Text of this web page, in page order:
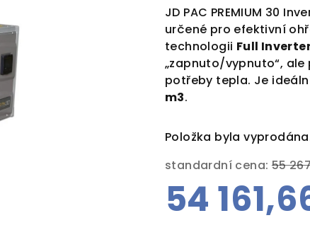
JD PAC PREMIUM 30
určené pro efektivní
technologii Full
„zapnuto/vypnuto“,
potřeby tepla. Je
m3.
Položka byla
standardní cena: 55
54